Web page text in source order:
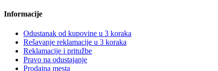
Informacije
Odustanak od kupovine u 3 koraka
Rešavanje reklamacije u 3 koraka
Reklamacije i pritužbe
Pravo na odustajanje
Prodajna mesta